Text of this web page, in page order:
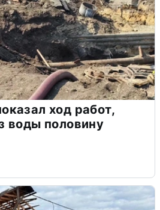
ход работ,
воды половину